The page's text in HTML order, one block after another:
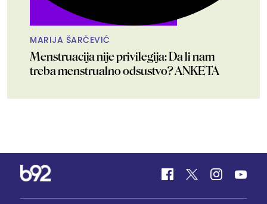
MARIJA ŠARČEVIĆ
Menstruacija nije privilegija: Da li nam
treba menstrualno odsustvo? ANKETA